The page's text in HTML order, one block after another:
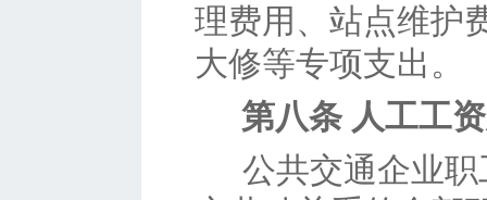
理费用、站点维护
大修等专项支出。
第八条 人工工
公共交通企业